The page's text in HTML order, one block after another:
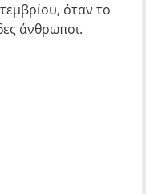
όταν το
άνθρωποι.